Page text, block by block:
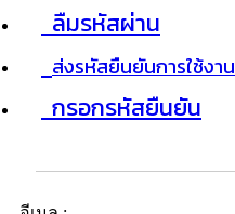
ลืมรหัสผ่าน
ส่งรหัสยืนยันการใช้งาน
กรอกรหัสยืนยัน